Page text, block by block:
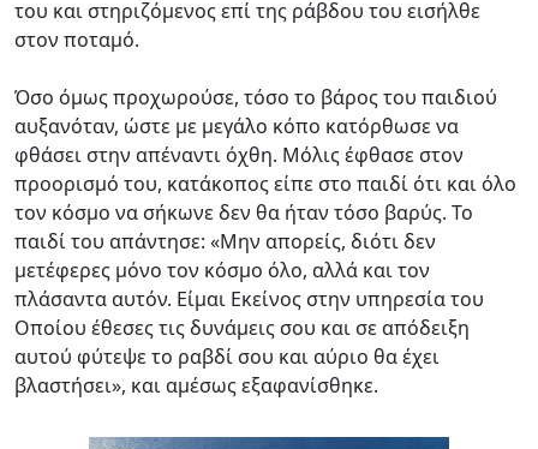
του και στηριζόμενος επί της ράβδου του εισήλθε
στον ποταμό.
Όσο όμως προχωρούσε, τόσο το βάρος του παιδιού
αυξανόταν, ώστε με μεγάλο κόπο κατόρθωσε να
φθάσει στην απέναντι όχθη. Μόλις έφθασε στον
προορισμό του, κατάκοπος είπε στο παιδί ότι και όλο
τον κόσμο να σήκωνε δεν θα ήταν τόσο βαρύς. Το
παιδί του απάντησε: «Μην απορείς, διότι δεν
μετέφερες μόνο τον κόσμο όλο, αλλά και τον
πλάσαντα αυτόν. Είμαι Εκείνος στην υπηρεσία του
Οποίου έθεσες τις δυνάμεις σου και σε απόδειξη
αυτού φύτεψε το ραβδί σου και αύριο θα έχει
βλαστήσει», και αμέσως εξαφανίσθηκε.